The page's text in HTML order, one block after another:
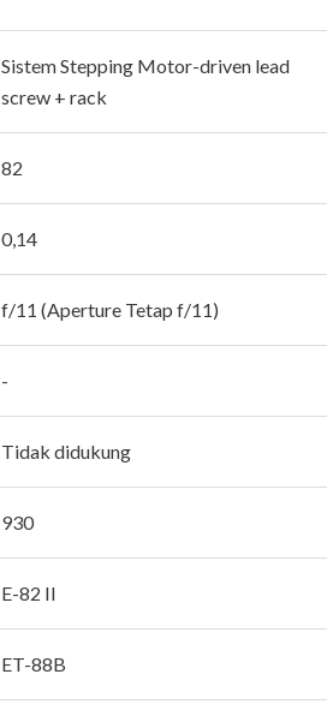
Sistem Stepping Motor-driven lead
screw + rack
82
0,14
f/11 (Aperture Tetap f/11)
-
Tidak didukung
930
E-82 II
ET-88B